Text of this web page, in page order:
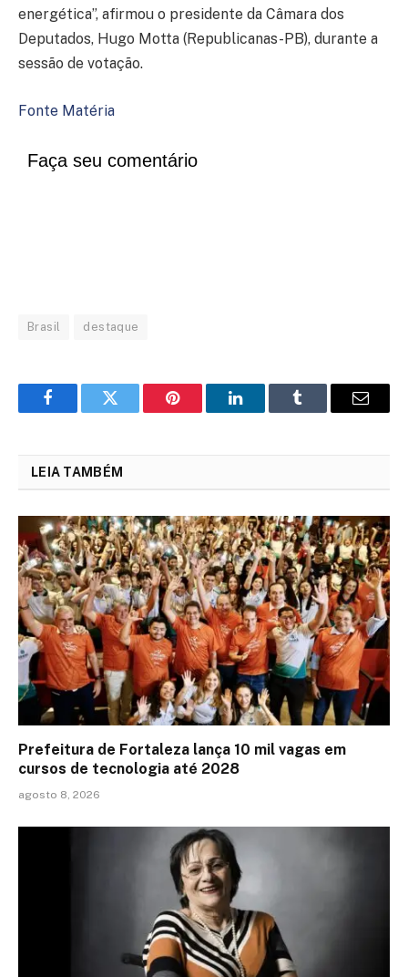
energética”, afirmou o presidente da Câmara dos
Deputados, Hugo Motta (Republicanas-PB), durante a
sessão de votação.
Fonte Matéria
Faça seu comentário
Brasil destaque
FacebookTwitter Pinterest LinkedInTumblr Email
LEIA TAMBÉM
Prefeitura de Fortaleza lança 10 mil vagas em
cursos de tecnologia até 2028
agosto 8, 2026